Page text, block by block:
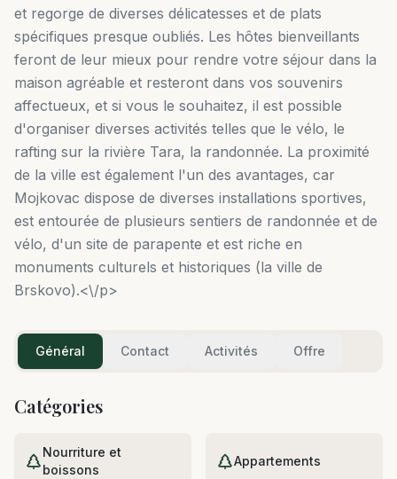
et regorge de diverses délicatesses et de plats
spécifiques presque oubliés. Les hôtes bienveillants
feront de leur mieux pour rendre votre séjour dans la
maison agréable et resteront dans vos souvenirs
affectueux, et si vous le souhaitez, il est possible
d'organiser diverses activités telles que le vélo, le
rafting sur la rivière Tara, la randonnée. La proximité
de la ville est également l'un des avantages, car
Mojkovac dispose de diverses installations sportives,
est entourée de plusieurs sentiers de randonnée et de
vélo, d'un site de parapente et est riche en
monuments culturels et historiques (la ville de
Brskovo).<\/p>
Général Contact Activités Offre
Catégories
Nourriture et
boissons
Appartements